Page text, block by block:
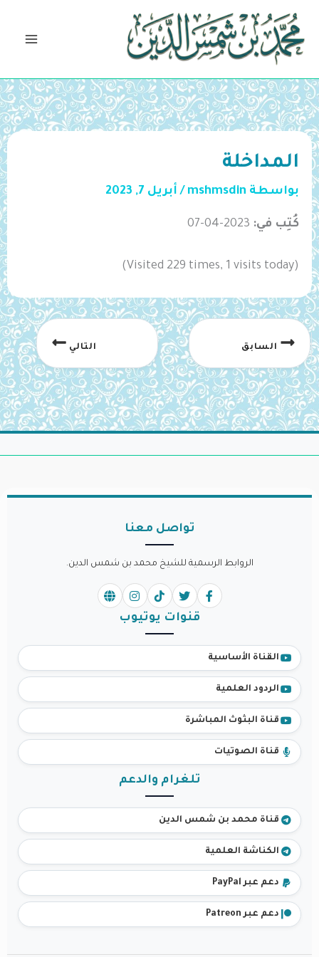
تخطي
المحتوى
المداخلة
بواسطة mshmsdin
/ أبريل 7, 2023
كُتِب في: 2023-04-07
(Visited 229 times, 1 visits today)
السابق التالي
تواصل معنا
الروابط الرسمية للشيخ محمد بن شمس الدين.
قنوات يوتيوب
القناة الأساسية
الردود العلمية
قناة البثوث المباشرة
قناة الصوتيات
تلغرام والدعم
قناة محمد بن شمس الدين
الكناشة العلمية
دعم عبر PayPal
دعم عبر Patreon